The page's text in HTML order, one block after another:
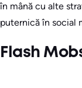
în mână cu alte
puternică în social
Flash